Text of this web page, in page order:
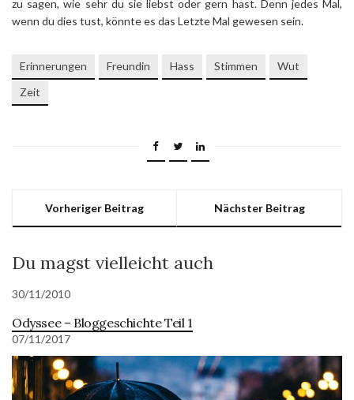
zu sagen, wie sehr du sie liebst oder gern hast. Denn jedes Mal,
wenn du dies tust, könnte es das Letzte Mal gewesen sein.
Erinnerungen Freundin Hass Stimmen
Wut
Zeit
Vorheriger Beitrag Nächster Beitrag
Du magst vielleicht auch
30/11/2010
Odyssee – Bloggeschichte Teil 1
07/11/2017